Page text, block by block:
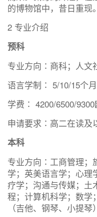
的博物馆中，昔日重现。
2 专业介绍
预科
专业方向∶商科；人文
语言学制∶ 5/10/15个月
学费∶ 4200/6500/9300
申请要求∶高二在读及
本科
专业方向∶工商管理；
学；英美语言学；心理
疗学；沟通与传媒；土
程；计算机科学；数学
（吉他、钢琴、小提